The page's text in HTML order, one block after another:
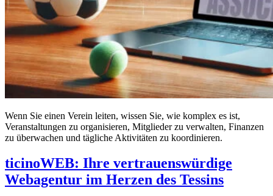
Wenn Sie einen Verein leiten, wissen Sie, wie komplex es ist,
Veranstaltungen zu organisieren, Mitglieder zu verwalten, Finanzen
zu überwachen und tägliche Aktivitäten zu koordinieren.
ticinoWEB: Ihre vertrauenswürdige
Webagentur im Herzen des Tessins